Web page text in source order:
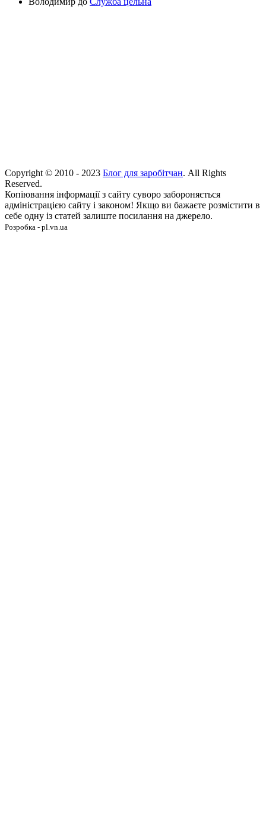
Copyright © 2010 - 2023 Блог для заробітчан. All Rights
Reserved.
Копіювання інформації з сайту суворо забороняється
адміністрацією сайту і законом! Якщо ви бажаєте розмістити в
себе одну із статей залиште посилання на джерело.
Розробка - pl.vn.ua